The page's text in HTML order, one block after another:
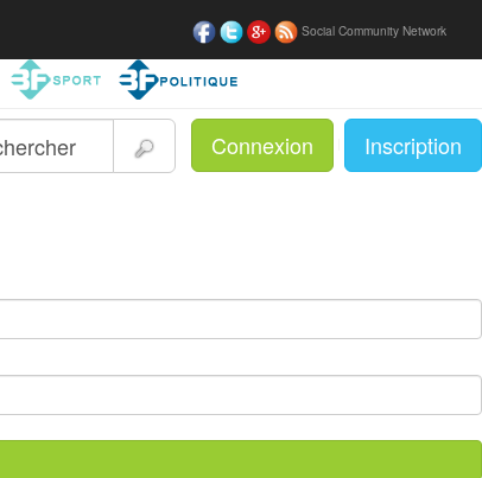
Connexion Inscription
Social Community Network